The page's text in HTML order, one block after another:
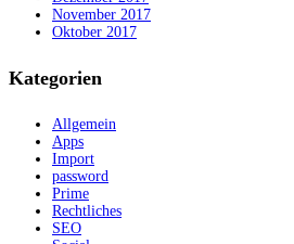
November 2017
Oktober 2017
Kategorien
Allgemein
Apps
Import
password
Prime
Rechtliches
SEO